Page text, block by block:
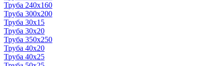
Труба 240x160
Труба 300x200
Труба 30x15
Труба 30x20
Труба 350x250
Труба 40x20
Труба 40x25